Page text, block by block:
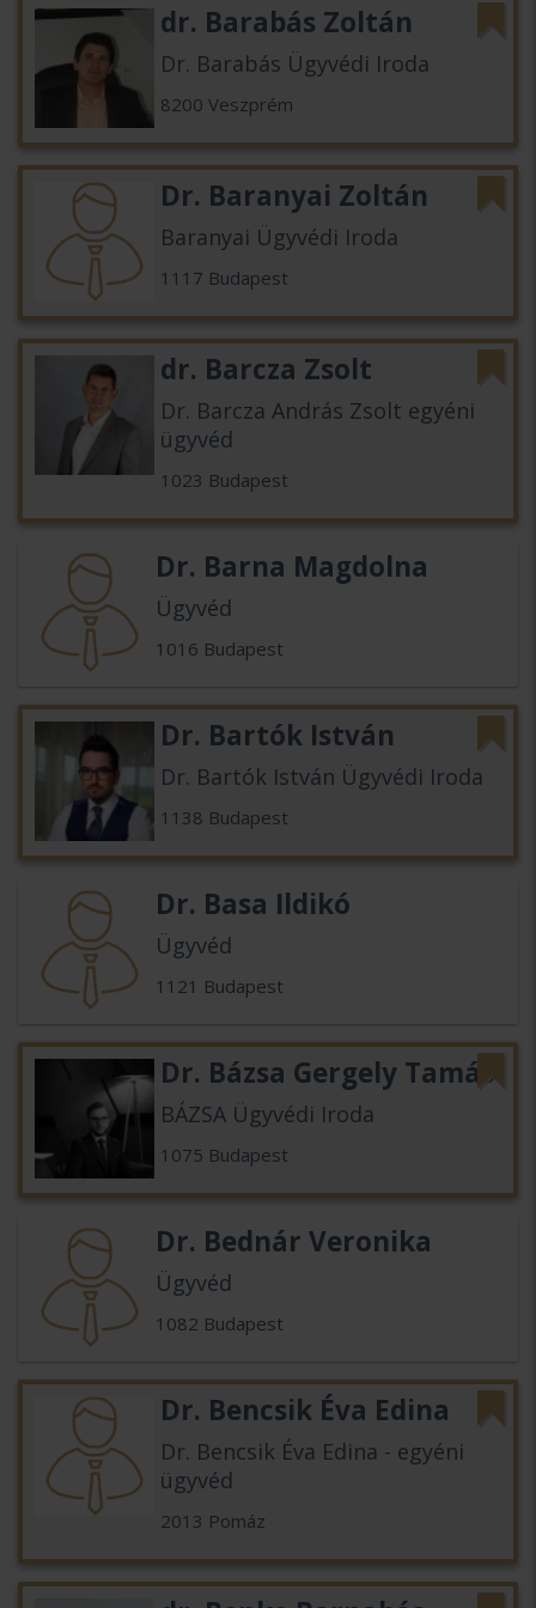
dr. Barabás Zoltán
Dr. Barabás Ügyvédi Iroda
8200 Veszprém
Dr. Baranyai Zoltán
Baranyai Ügyvédi Iroda
1117 Budapest
dr. Barcza Zsolt
Dr. Barcza András Zsolt egyéni
ügyvéd
1023 Budapest
Dr. Barna Magdolna
Ügyvéd
1016 Budapest
Dr. Bartók István
Dr. Bartók István Ügyvédi Iroda
1138 Budapest
Dr. Basa Ildikó
Ügyvéd
1121 Budapest
Dr. Bázsa Gergely Tamás
BÁZSA Ügyvédi Iroda
1075 Budapest
Dr. Bednár Veronika
Ügyvéd
1082 Budapest
Dr. Bencsik Éva Edina
Dr. Bencsik Éva Edina - egyéni
ügyvéd
2013 Pomáz